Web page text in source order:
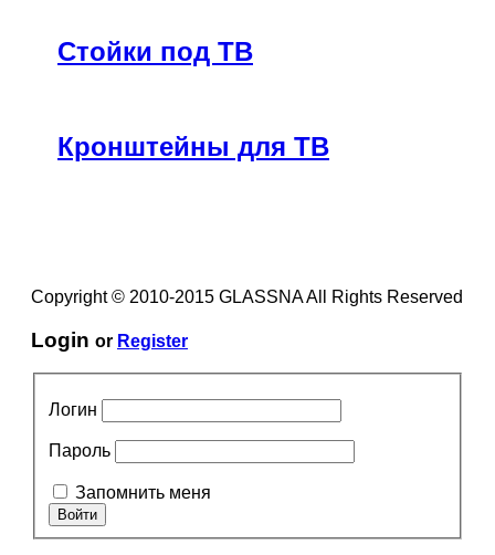
Стойки под ТВ
Кронштейны для ТВ
Copyright © 2010-2015 GLASSNA All Rights Reserved
Login or Register
Логин
Пароль
Запомнить меня